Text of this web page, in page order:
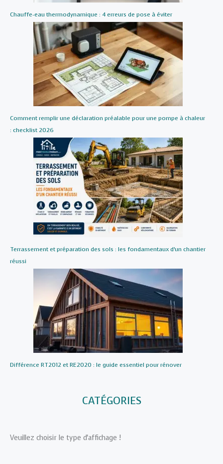
Chauffe-eau thermodynamique : 4 erreurs de pose à éviter
Comment remplir une déclaration préalable pour une pompe à chaleur
: checklist 2026
Terrassement et préparation des sols : les fondamentaux d’un chantier
réussi
Différence RT2012 et RE2020 : le guide essentiel pour rénover
CATÉGORIES
Veuillez choisir le type d'affichage !